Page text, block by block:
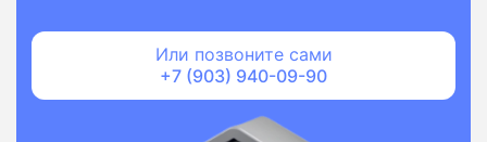
Или позвоните сами
+7 (903) 940-09-90